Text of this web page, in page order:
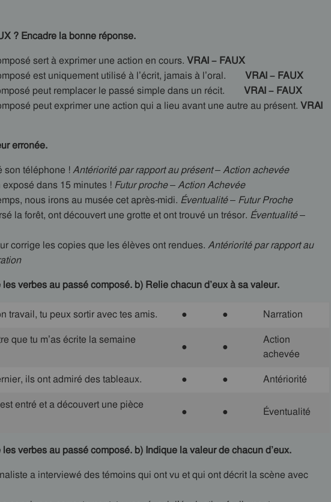
? Encadre la bonne réponse.
sert à exprimer une action en cours. VRAI – FAUX
est uniquement utilisé à l’écrit, jamais à l’oral. VRAI – FAUX
peut remplacer le passé simple dans un récit. VRAI – FAUX
peut exprimer une action qui a lieu avant une autre au présent. VRAI
erronée.
son téléphone !Antériorité par rapport au présent – Action achevée
exposé dans 15 minutes ! Futur proche – Action Achevée
nous irons au musée cet après-midi. Éventualité – Futur Proche
la forêt, ont découvert une grotte et ont trouvé un trésor. Éventualité –
corrige les copies que les élèves ont rendues. Antériorité par rapport au
verbes au passé composé. b) Relie chacun d’eux à sa valeur.
travail, tu peux sortir avec tes amis. ● ●
Narration
que tu m’as écrite la semaine
● ●
Action
achevée
ils ont admiré des tableaux.
● ●
Antériorité
entré et a découvert une pièce
● ● Éventualité
verbes au passé composé. b) Indique la valeur de chacun d’eux.
a interviewé des témoins qui ont vu et qui ont décrit la scène avec